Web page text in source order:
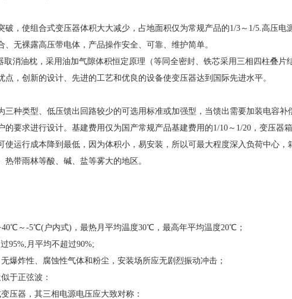
，使组合式变压器体积大大减少，占地面积仅为常规产品的1/3～1/5.高压电
无裸露高压带电体，产品操作安全、可靠、维护简单。
取消油枕，采用油加气隙体积恒定原理（等同全密封、铁芯采用三相四柱叠片
，创新的设计、先进的工艺和优良的设备使变压器达到国际先进水平。
三种类型、低压馈出回路较少的可选用标准或加强型，当馈出需要加装电容补
要求进行设计。基建费用仅为国产常规产品基建费用的1/10～1/20，变压器
使运行成本降到最低，因为体积小，易安装，所以可最大程度深入负荷中心，
带雨林等酸、碱、盐等雾大的地区。
～-5℃(户内式)，最热月平均温度30℃，最高年平均温度20℃；
95%,月平均不超过90%;
爆炸性、腐蚀性气体和粉尘，安装场所应无剧烈振动冲击；
于正弦波：
压器，其三相电源电压应大致对称：